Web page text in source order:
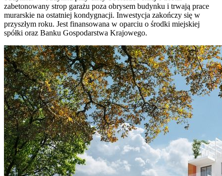
zabetonowany strop garażu poza obrysem budynku i trwają prace
murarskie na ostatniej kondygnacji. Inwestycja zakończy się w
przyszłym roku. Jest finansowana w oparciu o środki miejskiej
spółki oraz Banku Gospodarstwa Krajowego.